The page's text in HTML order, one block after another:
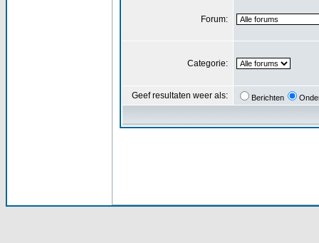
Forum:
Categorie:
Geef resultaten weer als: Berichten